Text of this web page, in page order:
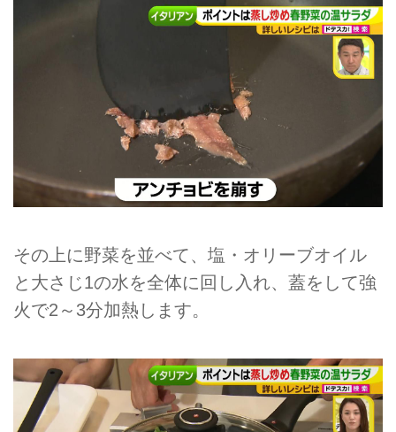
その上に野菜を並べて、塩・オリーブオイル
と大さじ1の水を全体に回し入れ、蓋をして強
火で2～3分加熱します。